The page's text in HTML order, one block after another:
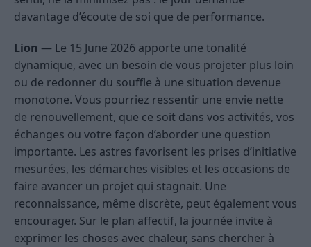
davantage d’écoute de soi que de performance.
Lion — Le 15 June 2026 apporte une tonalité
dynamique, avec un besoin de vous projeter plus loin
ou de redonner du souffle à une situation devenue
monotone. Vous pourriez ressentir une envie nette
de renouvellement, que ce soit dans vos activités, vos
échanges ou votre façon d’aborder une question
importante. Les astres favorisent les prises d’initiative
mesurées, les démarches visibles et les occasions de
faire avancer un projet qui stagnait. Une
reconnaissance, même discrète, peut également vous
encourager. Sur le plan affectif, la journée invite à
exprimer les choses avec chaleur, sans chercher à